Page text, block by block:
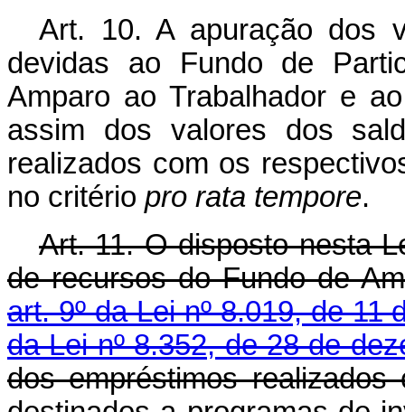
Art. 10. A apuração dos
devidas ao Fundo de
Amparo ao Trabalhador e
assim dos valores dos
realizados com os
no critério pro rata tempore.
Art. 11. O disposto nesta
de recursos do Fundo de
art. 9º da Lei nº 8.019, de 11
da Lei nº 8.352, de 28 de
dos empréstimos